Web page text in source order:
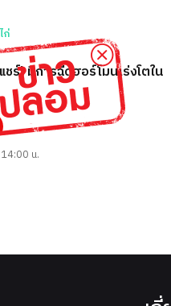
ร์! มีการฉีดฮอร์โมนเร่งโตใน
น.